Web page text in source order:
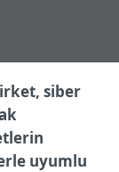
siber
uyumlu